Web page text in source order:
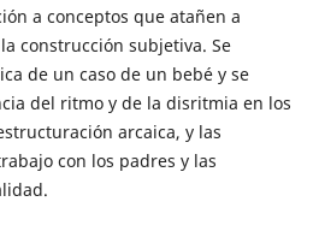
a conceptos que atañen a
construcción subjetiva. Se
de un caso de un bebé y se
del ritmo y de la disritmia en los
arcaica, y las
con los padres y las